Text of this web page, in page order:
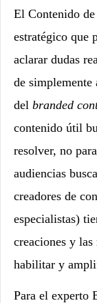
El Contenido
estratégico que
aclarar dudas
de
del branded
contenido útil
resolver, no
audiencias
creadores de
especialistas)
creaciones y las
habilitar y
Para el experto